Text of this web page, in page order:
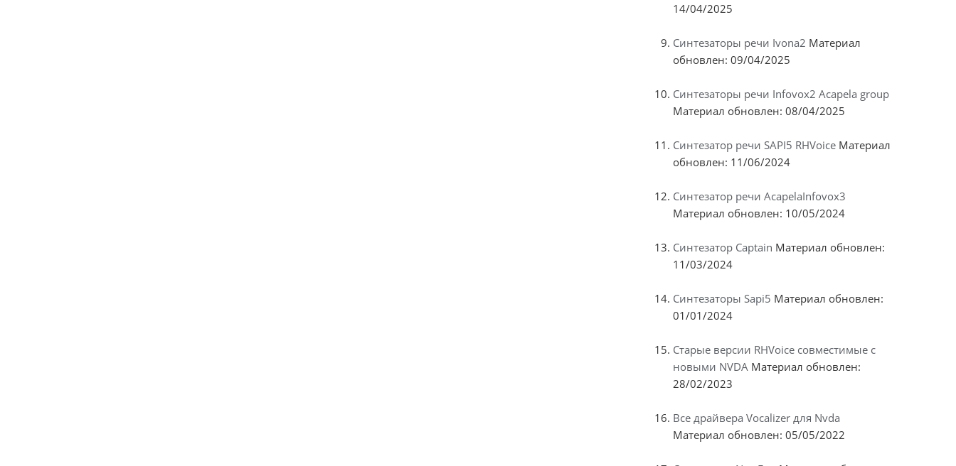
14/04/2025
Синтезаторы речи Ivona2 Материал
обновлен: 09/04/2025
Синтезаторы речи Infovox2 Acapela group
Материал обновлен: 08/04/2025
Синтезатор речи SAPI5 RHVoice Материал
обновлен: 11/06/2024
Синтезатор речи AcapelaInfovox3
Материал обновлен: 10/05/2024
Синтезатор Captain Материал обновлен:
11/03/2024
Синтезаторы Sapi5 Материал обновлен:
01/01/2024
Старые версии RHVoice совместимые с
новыми NVDA Материал обновлен:
28/02/2023
Все драйвера Vocalizer для Nvda
Материал обновлен: 05/05/2022